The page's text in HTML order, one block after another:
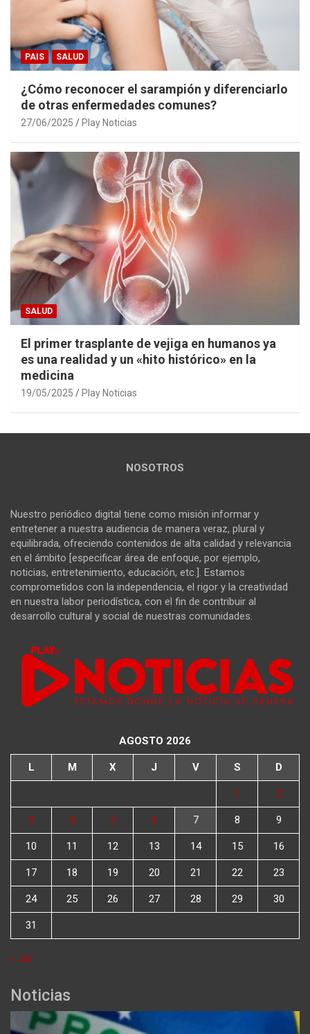
PAIS SALUD
¿Cómo reconocer el sarampión y diferenciarlo
de otras enfermedades comunes?
27/06/2025 Play Noticias
SALUD
El primer trasplante de vejiga en humanos ya
es una realidad y un «hito histórico» en la
medicina
19/05/2025 Play Noticias
NOSOTROS
Nuestro periódico digital tiene como misión informar y
entretener a nuestra audiencia de manera veraz, plural y
equilibrada, ofreciendo contenidos de alta calidad y relevancia
en el ámbito [especificar área de enfoque, por ejemplo,
noticias, entretenimiento, educación, etc.]. Estamos
comprometidos con la independencia, el rigor y la creatividad
en nuestra labor periodística, con el fin de contribuir al
desarrollo cultural y social de nuestras comunidades.
AGOSTO 2026
L M X J V S D
1 2
3 4 5 6 7 8 9
10 11 12 13 14 15 16
17 18 19 20 21 22 23
24 25 26 27 28 29 30
31
« Jul
Noticias